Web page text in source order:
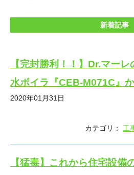
新着記事
【完封勝利！！】Dr.マー
水ボイラ『CEB-M071C』
2020年01月31日
カテゴリ： 工
【猛毒】これから住宅設備